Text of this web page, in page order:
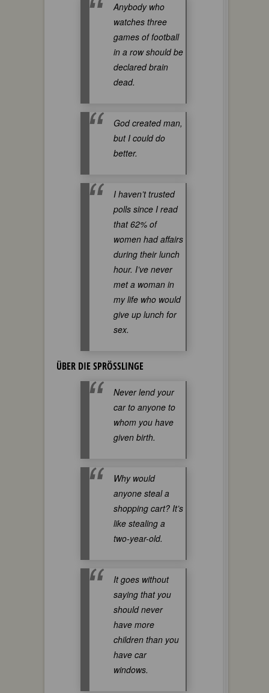
Anybody who
watches three
games of football
in a row should be
declared brain
dead.
God created man,
but I could do
better.
I haven’t trusted
polls since I read
that 62% of
women had affairs
during their lunch
hour. I’ve never
met a woman in
my life who would
give up lunch for
sex.
ÜBER DIE SPRÖSSLINGE
Never lend your
car to anyone to
whom you have
given birth.
Why would
anyone steal a
shopping cart? It’s
like stealing a
two-year-old.
It goes without
saying that you
should never
have more
children than you
have car
windows.